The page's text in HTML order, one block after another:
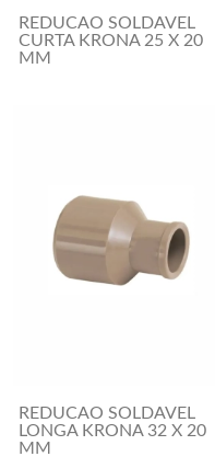
REDUCAO SOLDAVEL
CURTA KRONA 25 X 20
MM
REDUCAO SOLDAVEL
LONGA KRONA 32 X 20
MM